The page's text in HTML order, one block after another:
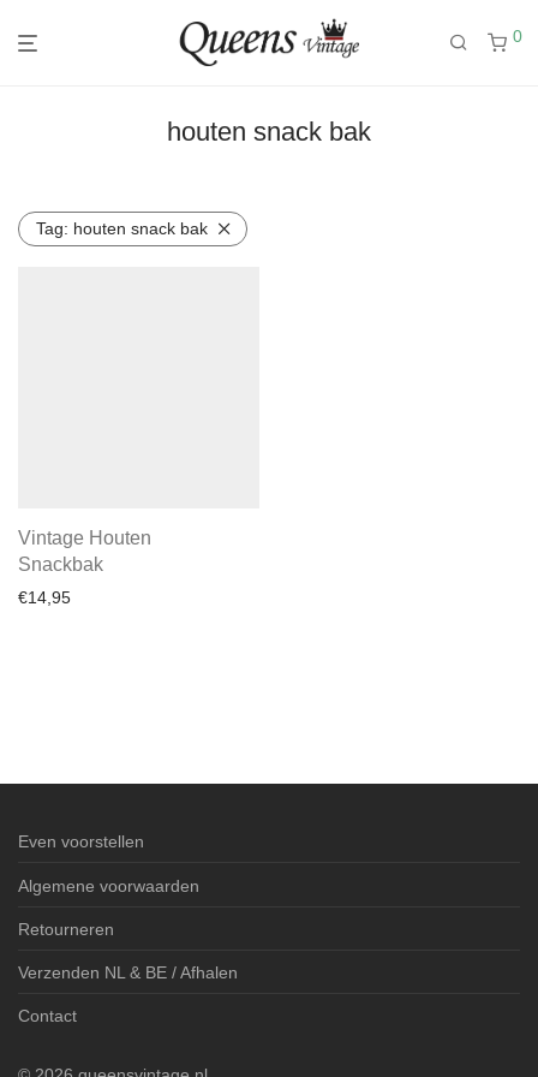
0
houten snack bak
Tag: houten snack bak
Vintage Houten
Snackbak
€14,95
Even voorstellen
Algemene voorwaarden
Retourneren
Verzenden NL & BE / Afhalen
Contact